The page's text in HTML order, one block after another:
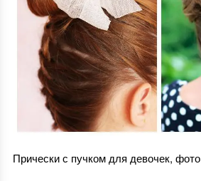
Прически с пучком для девочек, фото